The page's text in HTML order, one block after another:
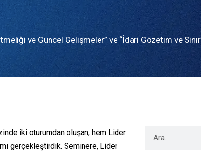
ve Güncel Gelişmeler” ve “İdari Gözetim ve Sınır
iki oturumdan oluşan; hem Lider
gerçekleştirdik. Seminere, Lider